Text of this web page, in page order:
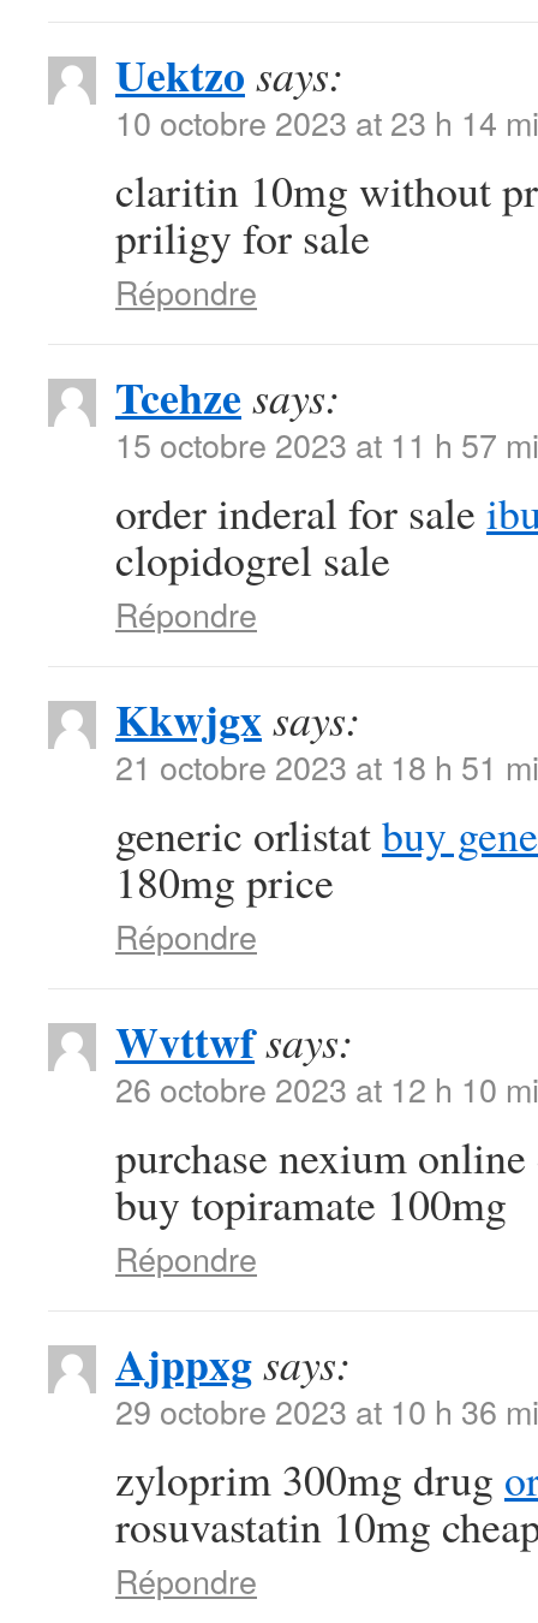
Uektzo says:
10 octobre 2023 at 23 h 14
claritin 10mg without
priligy for sale
Répondre
Tcehze says:
15 octobre 2023 at 11 h 57
order inderal for sale
clopidogrel sale
Répondre
Kkwjgxsays:
21 octobre 2023 at 18 h 51
generic orlistatbuy
180mg price
Répondre
Wvttwfsays:
26 octobre 2023 at 12 h 10
purchase nexium
buy topiramate 100mg
Répondre
Ajppxgsays:
29 octobre 2023 at 10 h 36
zyloprim 300mg drug
rosuvastatin 10mg
Répondre